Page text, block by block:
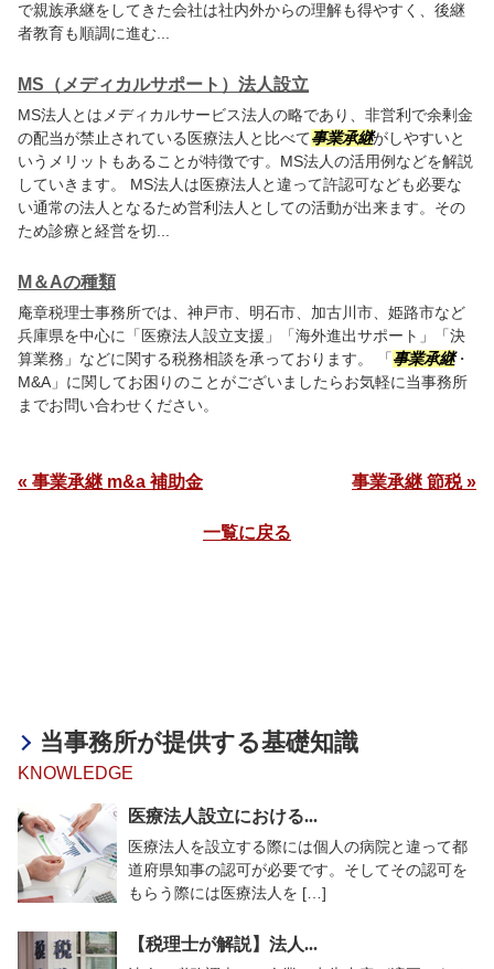
で親族承継をしてきた会社は社内外からの理解も得やすく、後継
者教育も順調に進む...
MS（メディカルサポート）法人設立
MS法人とはメディカルサービス法人の略であり、非営利で余剰金
の配当が禁止されている医療法人と比べて事業承継がしやすいと
いうメリットもあることが特徴です。MS法人の活用例などを解説
していきます。 MS法人は医療法人と違って許認可なども必要な
い通常の法人となるため営利法人としての活動が出来ます。その
ため診療と経営を切...
M＆Aの種類
庵章税理士事務所では、神戸市、明石市、加古川市、姫路市など
兵庫県を中心に「医療法人設立支援」「海外進出サポート」「決
算業務」などに関する税務相談を承っております。 「事業承継・
M&A」に関してお困りのことがございましたらお気軽に当事務所
までお問い合わせください。
« 事業承継 m&a 補助金 事業承継 節税 »
一覧に戻る
当事務所が提供する基礎知識
KNOWLEDGE
医療法人設立における...
医療法人を設立する際には個人の病院と違って都
道府県知事の認可が必要です。そしてその認可を
もらう際には医療法人を […]
【税理士が解説】法人...